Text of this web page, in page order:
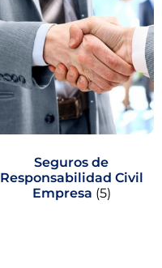
Seguros de
Responsabilidad Civil
Empresa (5)